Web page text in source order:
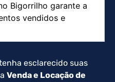
Bigorrilho garante a
vendidos e
esclarecido suas
aVenda e Locação de